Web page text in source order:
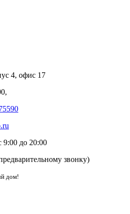
4, офис 17
9:00 до 20:00
звонку)
дом!